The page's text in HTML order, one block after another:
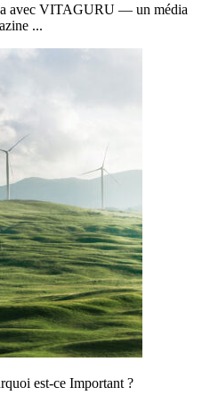
avec VITAGURU — un média
...
est-ce Important ?